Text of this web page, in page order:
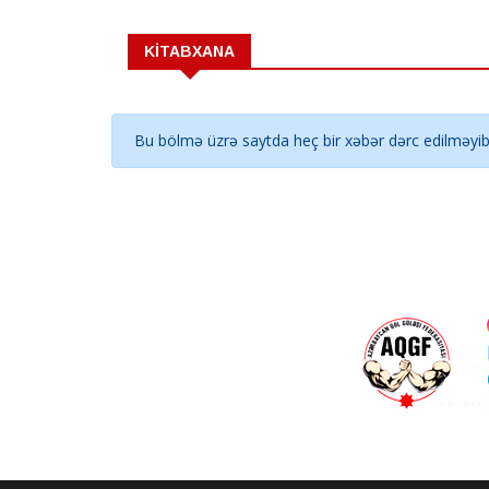
KİTABXANA
Bu bölmə üzrə saytda heç bir xəbər dərc